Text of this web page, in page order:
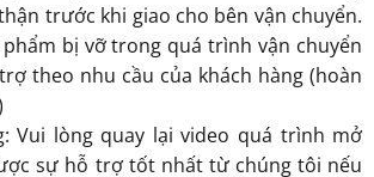
trước khi giao cho bên vận chuyển.
bị vỡ trong quá trình vận chuyển
theo nhu cầu của khách hàng (hoàn
Vui lòng quay lại video quá trình mở
sự hỗ trợ tốt nhất từ chúng tôi nếu